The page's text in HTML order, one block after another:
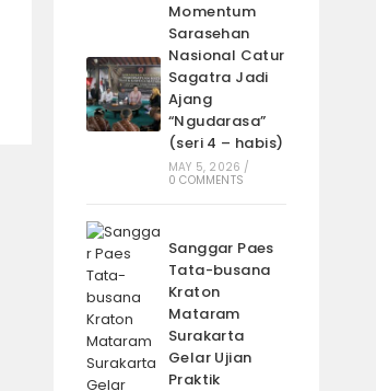
Momentum
Sarasehan
Nasional Catur
Sagatra Jadi
Ajang
“Ngudarasa”
(seri 4 – habis)
MAY 5, 2026 /
0 COMMENTS
Sanggar Paes
Tata-busana
Kraton
Mataram
Surakarta
Gelar Ujian
Praktik